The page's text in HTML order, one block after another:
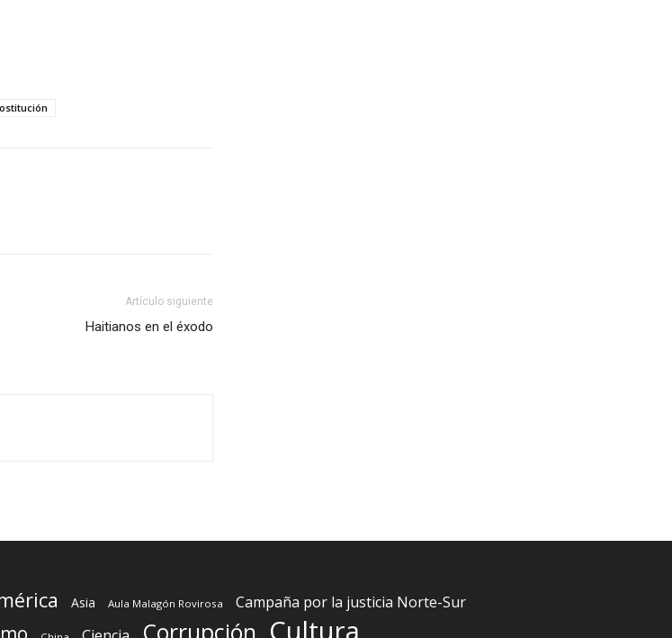
Artículo siguiente
Haitianos en el éxodo
Asia Aula Malagón Rovirosa Campaña por la justicia Norte-Sur
Corrupción Cultura